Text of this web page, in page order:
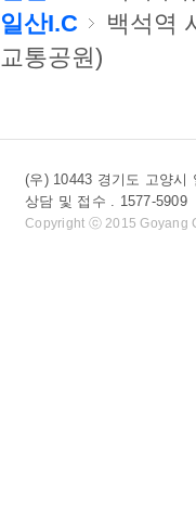
일산I.C
백석역
교통공원)
(우) 10443 경기도 고양시
상담 및 접수 . 1577-
Copyright ⓒ 2015 Goyang